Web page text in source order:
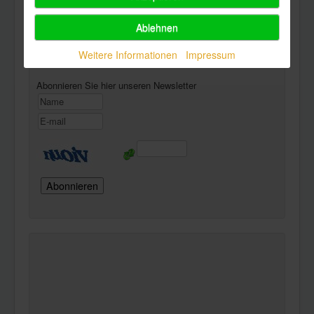
Powered by
Newsletter
Abonnieren Sie hier unseren Newsletter
Ablehnen
Weitere Informationen
Impressum